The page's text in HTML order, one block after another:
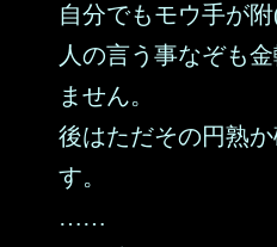
自分でもモウ手が
人の言う事なぞも
ません。
後はただその円熟
す。
……